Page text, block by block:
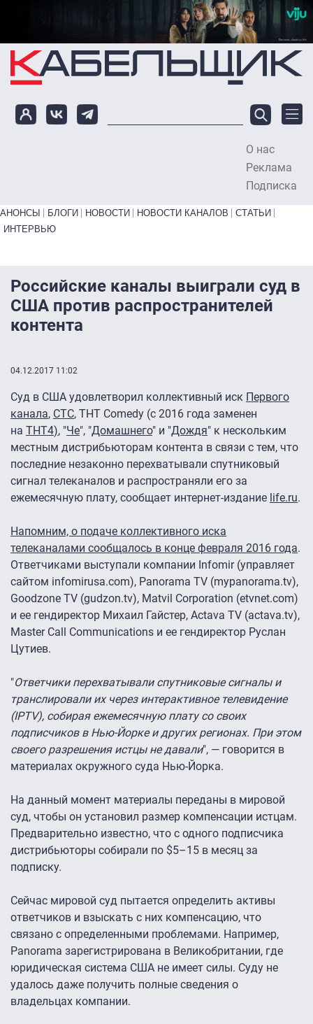
Перейти к основному содержанию
О нас
Реклама
Подписка
Primary links bottom
АНОНСЫ БЛОГИ НОВОСТИ НОВОСТИ КАНАЛОВ
СТАТЬИ
ИНТЕРВЬЮ
Российские каналы выиграли суд в
США против распространителей
контента
04.12.2017 11:02
Суд в США удовлетворил коллективный иск Первого
канала, СТС, ТНТ Comedy (с 2016 года заменен
на ТНТ4), "Че", "Домашнего" и "Дождя" к нескольким
местным дистрибьюторам контента в связи с тем, что
последние незаконно перехватывали спутниковый
сигнал телеканалов и распространяли его за
ежемесячную плату, сообщает интернет-издание life.ru.
Напомним, о подаче коллективного иска
телеканалами сообщалось в конце февраля 2016 года.
Ответчиками выступали компании Infomir (управляет
сайтом infomirusa.com), Panorama TV (mypanorama.tv),
Goodzone TV (gudzon.tv), Matvil Corporation (etvnet.com)
и ее гендиректор Михаил Гайстер, Actava TV (actava.tv),
Master Call Communications и ее гендиректор Руслан
Цутиев.
"Ответчики перехватывали спутниковые сигналы и
транслировали их через интерактивное телевидение
(IPTV), собирая ежемесячную плату со своих
подписчиков в Нью-Йорке и других регионах. При этом
своего разрешения истцы не давали", — говорится в
материалах окружного суда Нью-Йорка.
На данный момент материалы переданы в мировой
суд, чтобы он установил размер компенсации истцам.
Предварительно известно, что с одного подписчика
дистрибьюторы собирали по $5–15 в месяц за
подписку.
Сейчас мировой суд пытается определить активы
ответчиков и взыскать с них компенсацию, что
связано с определенными проблемами. Например,
Panorama зарегистрирована в Великобритании, где
юридическая система США не имеет силы. Суду не
удалось даже получить полные сведения о
владельцах компании.